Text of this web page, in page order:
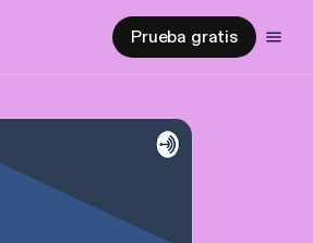
Prueba gratis